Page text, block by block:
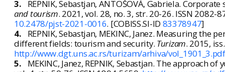
3.
REPNIK, Sebastjan, ANTOŠOVÁ, Gabriela.
and tourism. 2021, vol. 28, no. 3, str. 20-26. ISSN 2082-
10.2478/pjst-2021-0016. [COBISS.SI-ID 83378947]
4.
REPNIK, Sebastjan, MEKINC, Janez. Measuring
different fields: tourism and security. Turizam. 2015,
http://www.dgt.uns.ac.rs/turizam/arhiva/vol_1901_3.pdf
5.
MEKINC, Janez, REPNIK, Sebastjan. The approach